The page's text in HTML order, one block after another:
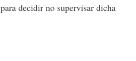
para decidir no supervisar dicha